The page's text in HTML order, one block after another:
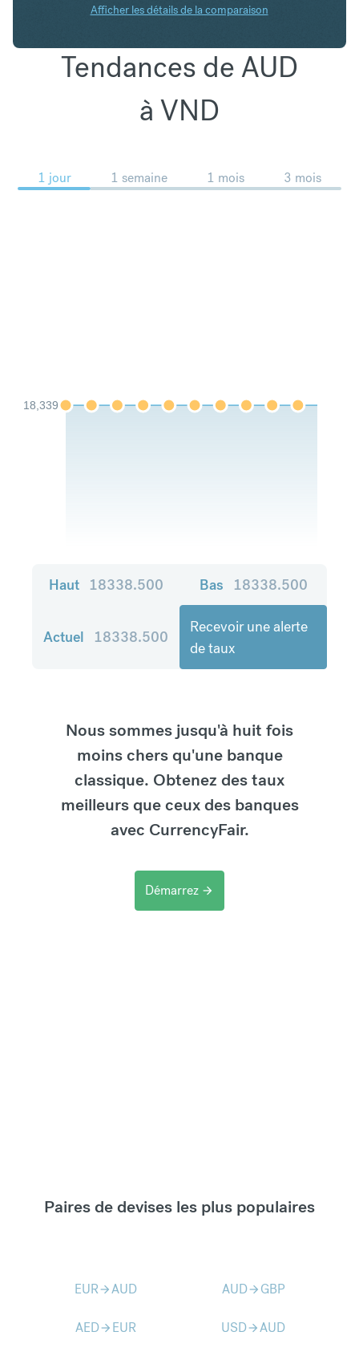
Afficher les détails de la comparaison
Tendances de AUD
à VND
1 jour 1 semaine 1 mois 3 mois
18,339
Haut 18338.500 Bas 18338.500
Actuel 18338.500
Recevoir une alerte
de taux
Nous sommes jusqu'à huit fois
moins chers qu'une banque
classique. Obtenez des taux
meilleurs que ceux des banques
avec CurrencyFair.
Démarrez arrow_forward
Paires de devises les plus populaires
EURarrow_forwardAUD AUDarrow_forward GBP
AEDarrow_forward EUR USDarrow_forwardAUD